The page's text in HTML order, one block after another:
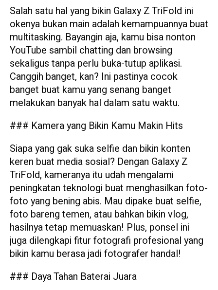
Salah satu hal yang bikin Galaxy Z TriFold ini
okenya bukan main adalah kemampuannya buat
multitasking. Bayangin aja, kamu bisa nonton
YouTube sambil chatting dan browsing
sekaligus tanpa perlu buka-tutup aplikasi.
Canggih banget, kan? Ini pastinya cocok
banget buat kamu yang senang banget
melakukan banyak hal dalam satu waktu.
### Kamera yang Bikin Kamu Makin Hits
Siapa yang gak suka selfie dan bikin konten
keren buat media sosial? Dengan Galaxy Z
TriFold, kameranya itu udah mengalami
peningkatan teknologi buat menghasilkan foto-
foto yang bening abis. Mau dipake buat selfie,
foto bareng temen, atau bahkan bikin vlog,
hasilnya tetap memuaskan! Plus, ponsel ini
juga dilengkapi fitur fotografi profesional yang
bikin kamu berasa jadi fotografer handal!
### Daya Tahan Baterai Juara